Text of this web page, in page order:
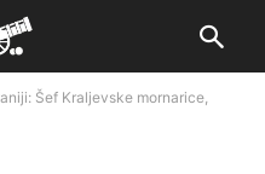
Šef Kraljevske mornarice,